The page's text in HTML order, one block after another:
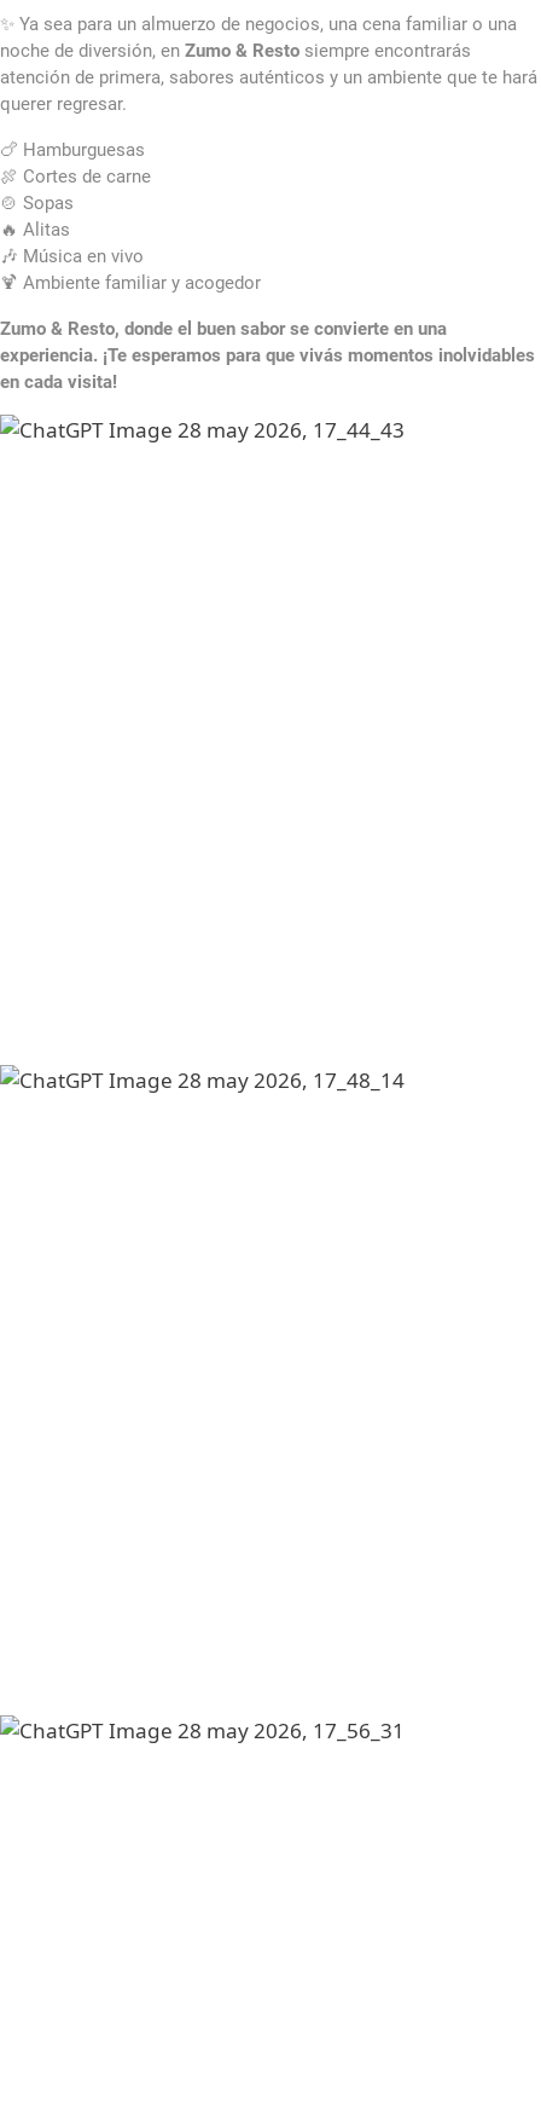
✨ Ya sea para un almuerzo de negocios, una cena familiar o una
noche de diversión, en Zumo & Resto siempre encontrarás
atención de primera, sabores auténticos y un ambiente que te hará
querer regresar.
🍗 Hamburguesas
🍖 Cortes de carne
🍲 Sopas
🔥 Alitas
🎶 Música en vivo
🍹 Ambiente familiar y acogedor
Zumo & Resto, donde el buen sabor se convierte en una
experiencia. ¡Te esperamos para que vivás momentos inolvidables
en cada visita!